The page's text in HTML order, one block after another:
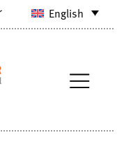
English